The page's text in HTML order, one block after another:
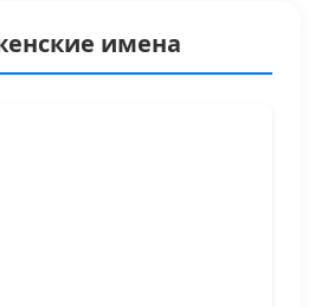
имена